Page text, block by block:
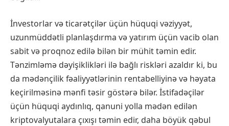
İnvestorlar və ticarətçilər üçün hüquqi vəziyyət,
uzunmüddətli planlaşdırma və yatırım üçün vacib olan
sabit və proqnoz edilə bilən bir mühit təmin edir.
Tənzimləmə dəyişiklikləri ilə bağlı riskləri azaldır ki, bu
da mədənçilik fəaliyyətlərinin rentabelliyinə və həyata
keçirilməsinə mənfi təsir göstərə bilər. İstifadəçilər
üçün hüquqi aydınlıq, qanuni yolla mədən edilən
kriptovalyutalara çıxışı təmin edir, daha böyük qəbul